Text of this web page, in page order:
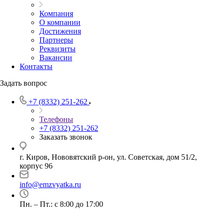
Компания
О компании
Достижения
Партнеры
Реквизиты
Вакансии
Контакты
Задать вопрос
+7 (8332) 251-262
Телефоны
+7 (8332) 251-262
Заказать звонок
г. Киров, Нововятский р-он, ул. Советская, дом 51/2,
корпус 96
info@emzvyatka.ru
Пн. – Пт.: с 8:00 до 17:00